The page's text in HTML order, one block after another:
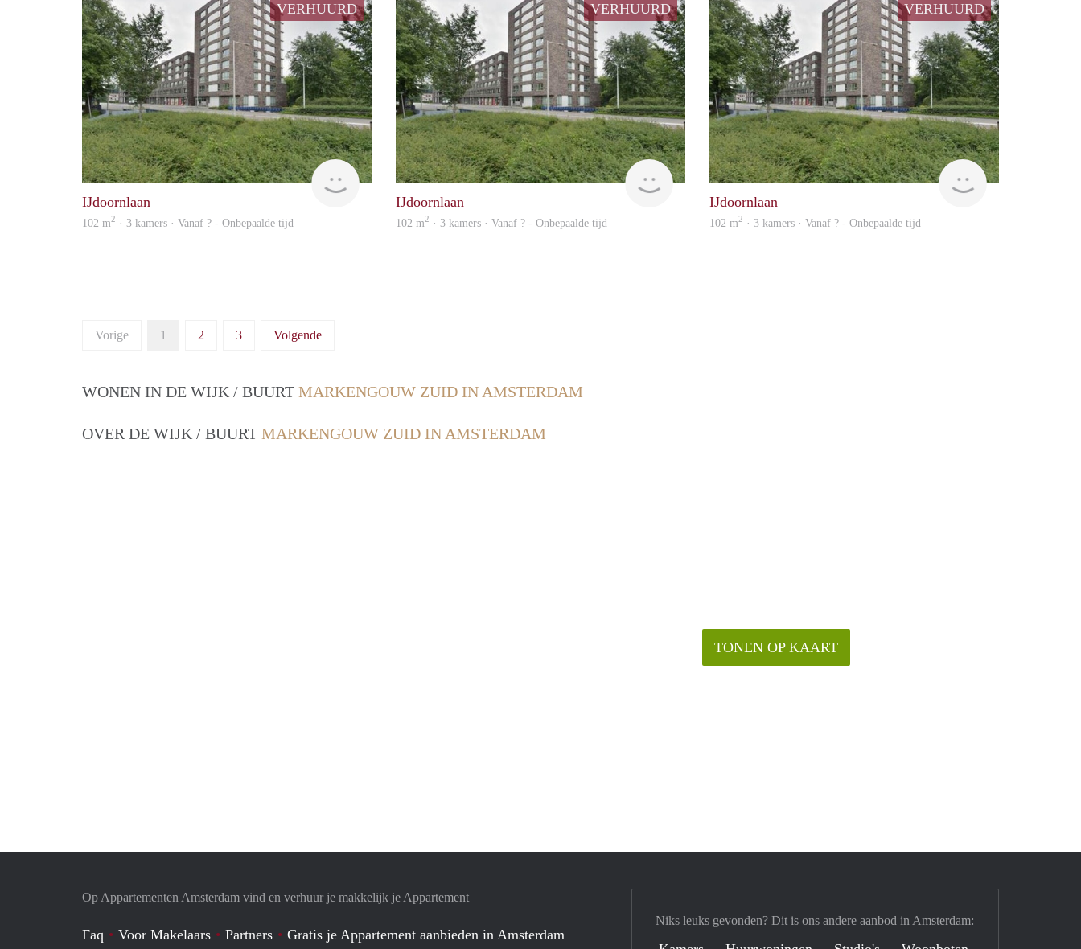
VERHUURD
Woning
IJdoornlaan
102 m2 · 3 kamers · Vanaf ? - Onbepaalde tijd
VERHUURD
Woning
IJdoornlaan
102 m2 · 3 kamers · Vanaf ? - Onbepaalde tijd
VERHUURD
Woning
IJdoornlaan
102 m2 · 3 kamers · Vanaf ? - Onbepaalde tijd
Vorige 1 2 3 Volgende
WONEN IN DE WIJK / BUURT MARKENGOUW ZUID IN AMSTERDAM
OVER DE WIJK / BUURT MARKENGOUW ZUID IN AMSTERDAM
TONEN OP KAART
Op Appartementen Amsterdam vind en verhuur je makkelijk je Appartement
Faq Voor Makelaars Partners Gratis je Appartement aanbieden in Amsterdam
Niks leuks gevonden? Dit is ons andere aanbod in Amsterdam: